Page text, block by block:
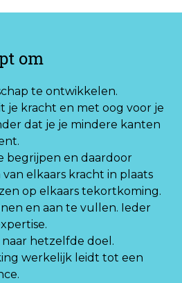
om
te ontwikkelen.
je kracht en met oog voor je
dat je je mindere kanten
begrijpen en daardoor
elkaars kracht in plaats
op elkaars tekortkoming.
en aan te vullen. Ieder
hetzelfde doel.
werkelijk leidt tot een